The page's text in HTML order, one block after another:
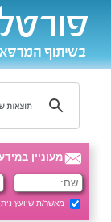
מעוניין
מאשר/ת שיועץ